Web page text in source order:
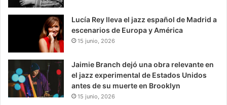
Lucía Rey lleva el jazz español de Madrid a
escenarios de Europa y América
15 junio, 2026
Jaimie Branch dejó una obra relevante en
el jazz experimental de Estados Unidos
antes de su muerte en Brooklyn
15 junio, 2026